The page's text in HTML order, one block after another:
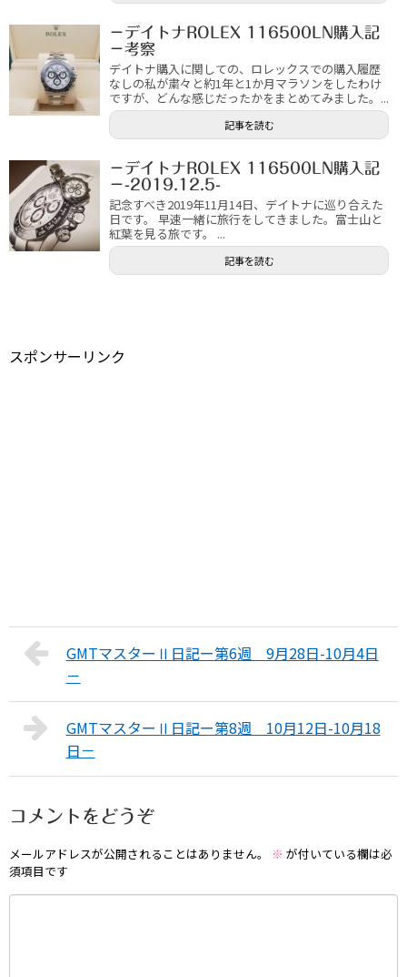
－デイトナROLEX 116500LN購入記
－考察
デイトナ購入に関しての、ロレックスでの購入履歴
なしの私が粛々と約1年と1か月マラソンをしたわけ
ですが、どんな感じだったかをまとめてみました。...
記事を読む
－デイトナROLEX 116500LN購入記
－-2019.12.5-
記念すべき2019年11月14日、デイトナに巡り合えた
日です。 早速一緒に旅行をしてきました。富士山と
紅葉を見る旅です。 ...
記事を読む
スポンサーリンク
GMTマスターⅡ日記ー第6週 9月28日-10月4日
－
GMTマスターⅡ日記ー第8週 10月12日-10月18
日－
コメントをどうぞ
メールアドレスが公開されることはありません。 ※ が付いている欄は必
須項目です